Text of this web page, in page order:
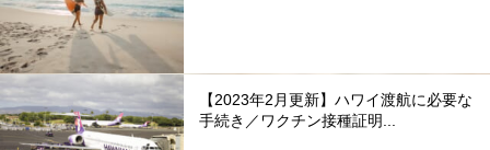
【2023年2月更新】ハワイ渡航に必要な
手続き／ワクチン接種証明...